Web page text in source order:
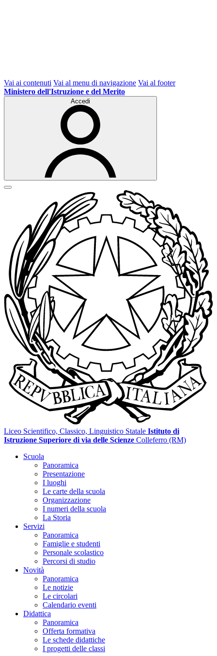
Vai ai contenuti Vai al menu di navigazione Vai al footer
Ministero dell'Istruzione e del Merito
Accedi
Liceo Scientifico, Classico, Linguistico Statale Istituto di
Istruzione Superiore di via delle Scienze Colleferro (RM)
Scuola
Panoramica
Presentazione
I luoghi
Le carte della scuola
Organizzazione
I numeri della scuola
La Storia
Servizi
Panoramica
Famiglie e studenti
Personale scolastico
Percorsi di studio
Novità
Panoramica
Le notizie
Le circolari
Calendario eventi
Didattica
Panoramica
Offerta formativa
Le schede didattiche
I progetti delle classi